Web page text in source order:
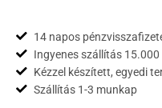
14 napos
Ingyenes szállítás
Kézzel készített, egyedi
Szállítás 1-3 munkap